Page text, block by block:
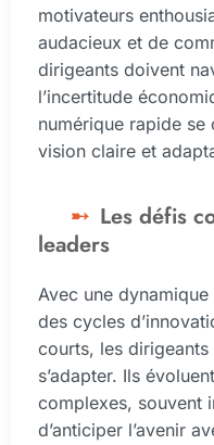
motivateurs
audacieux et de
dirigeants doivent
l’incertitude
numérique rapide
vision claire et
Les défis
leaders
Avec une
des cycles
courts, les
s’adapter. Ils
complexes, souvent
d’anticiper l’avenir